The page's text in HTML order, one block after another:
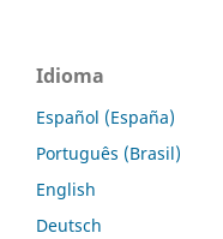
Idioma
Español (España)
Português (Brasil)
English
Deutsch